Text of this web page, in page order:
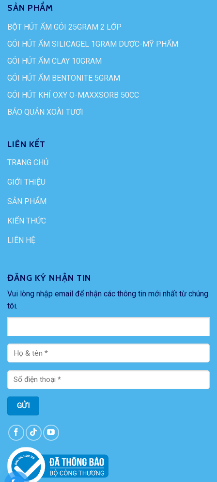
SẢN PHẨM
BỘT HÚT ẨM GÓI 25GRAM 2 LỚP
GÓI HÚT ẨM SILICAGEL 1GRAM DƯỢC-MỸ PHẨM
GÓI HÚT ẨM CLAY 10GRAM
GÓI HÚT ẨM BENTONITE 5GRAM
GÓI HÚT KHÍ OXY O-MAXXSORB 50CC
BẢO QUẢN XOÀI TƯƠI
LIÊN KẾT
TRANG CHỦ
GIỚI THIỆU
SẢN PHẨM
KIẾN THỨC
LIÊN HỆ
ĐĂNG KÝ NHẬN TIN
Vui lòng nhập email để nhận các thông tin mới nhất từ chúng
tôi.